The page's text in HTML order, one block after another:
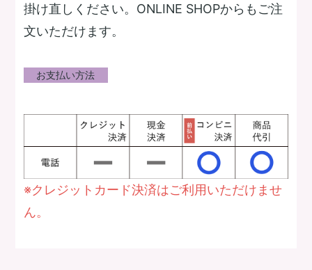
掛け直しください。ONLINE SHOPからもご注
文いただけます。
お支払い方法
※クレジットカード決済はご利用いただけませ
ん。